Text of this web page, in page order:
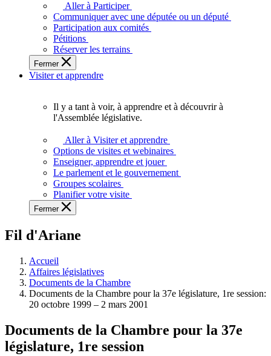
plein
potentiel,
l'Assemblée
a
besoin
de
Aller à Participer
Communiquer avec une députée ou un député
Participation aux comités
Pétitions
Réserver les terrains
Fermer
Visiter et apprendre
voir,
apprendre
et
à
à
législative.
Il y a tant à voir, à apprendre et à découvrir à
l'Assemblée législative.
Aller à Visiter et apprendre
Options de visites et webinaires
Enseigner, apprendre et jouer
Le parlement et le gouvernement
Groupes scolaires
Planifier votre visite
Fermer
Fil d'Ariane
Accueil
Affaires législatives
Documents de la Chambre
Documents de la Chambre pour la 37e législature, 1re session:
20 octobre 1999 – 2 mars 2001
Documents de la Chambre pour la 37e
législature, 1re session